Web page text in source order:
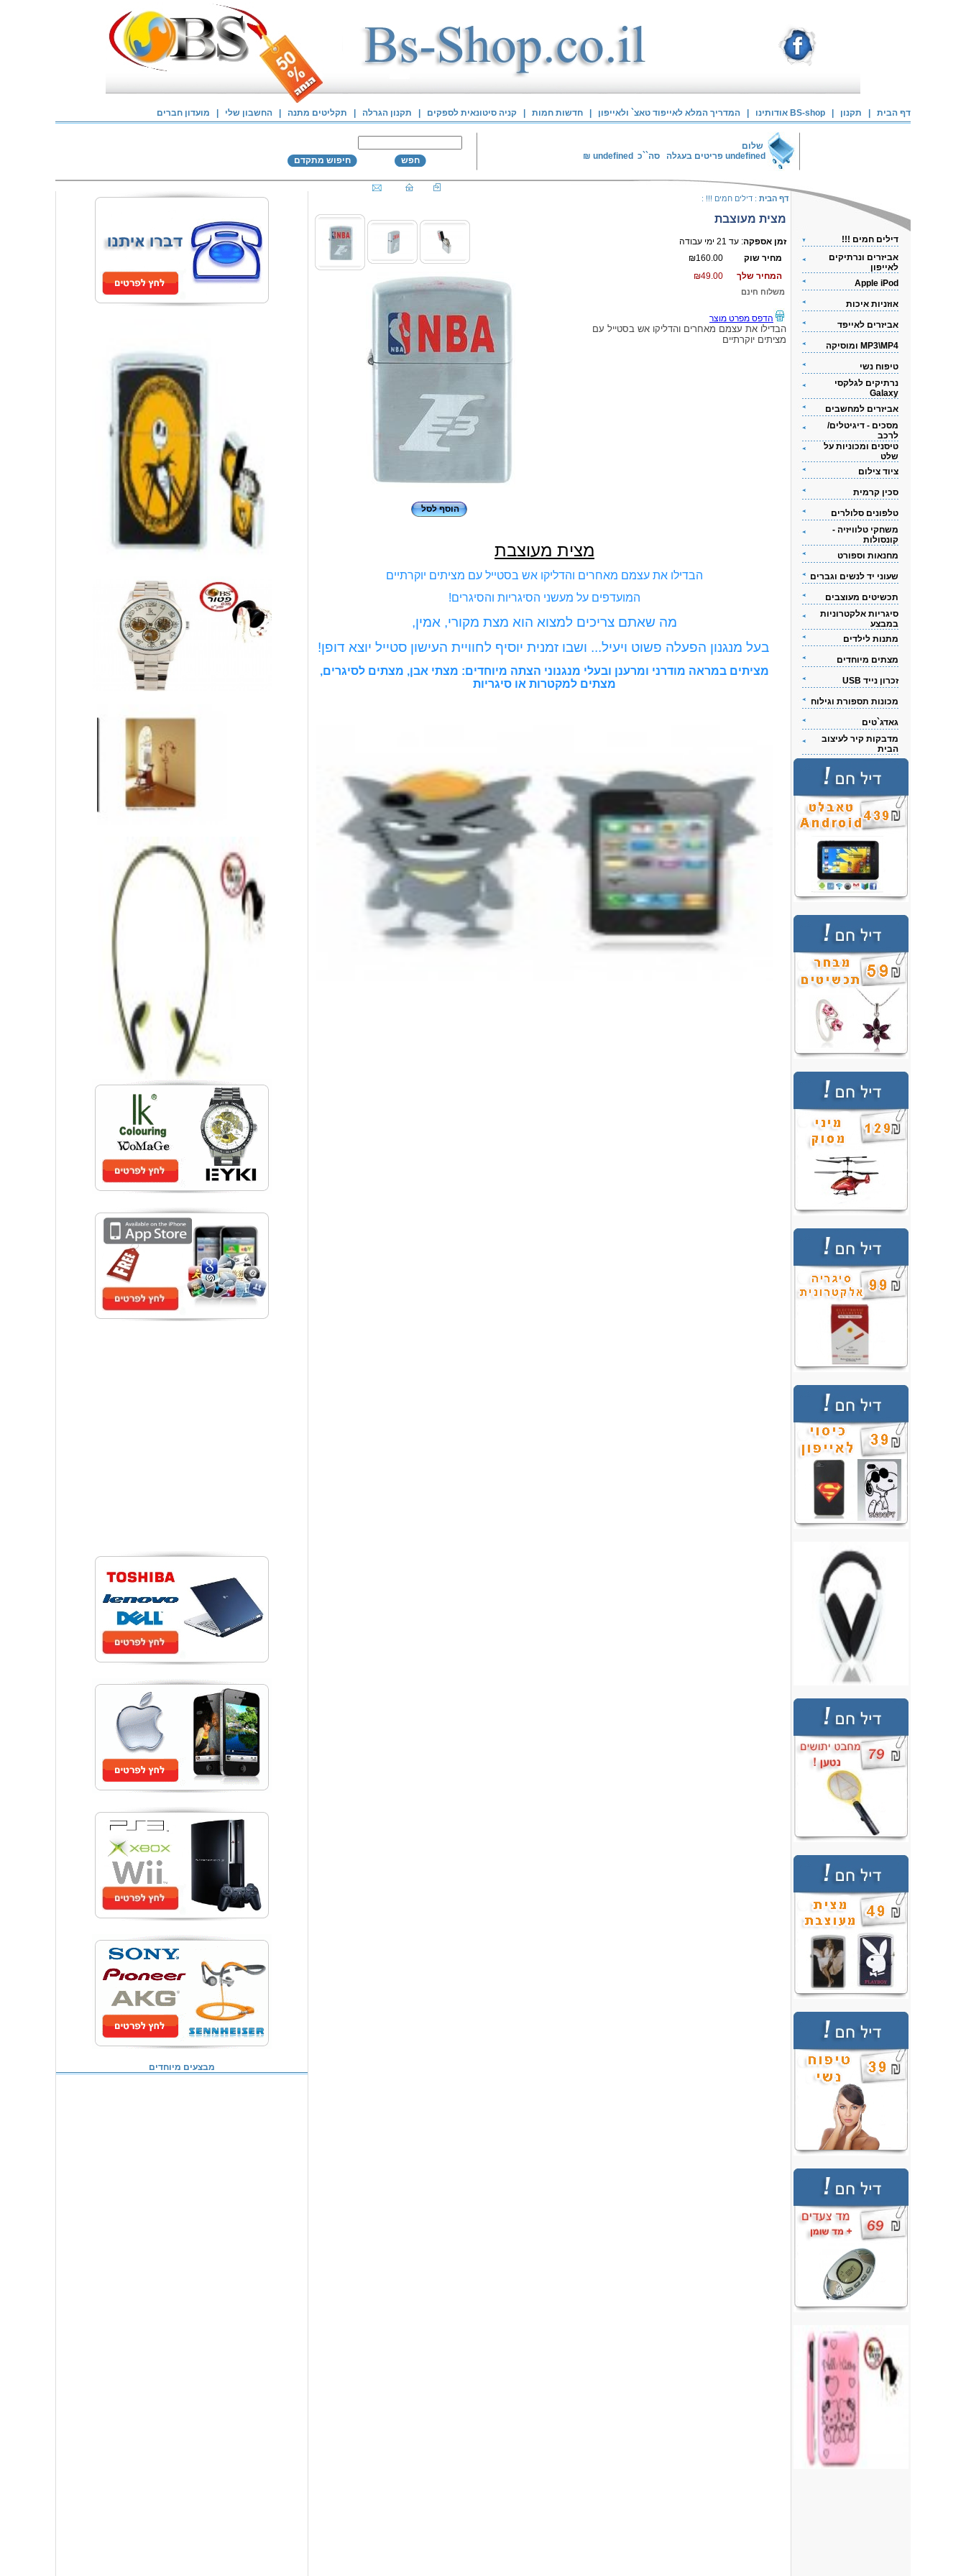
דף הבית תקנון אודותינו BS-shop המדריך המלא לאייפוד טאצ` ולאייפון חדשות חמות קניה סיטונאית לספקים תקנון הגרלה תקליטים מתנה החשבון שלי מועדון חברים
שלום
undefined פריטים בעגלה סה``כ undefined
₪ חפש חיפוש מתקדם
מבצעים מיוחדים
דף הבית : דילים חמים !!! :
הוסף לסל
מצית מעוצבת
זמן אספקה: עד 21 ימי עבודה
₪160.00
מחיר שוק
₪49.00
המחיר שלך
משלוח חינם
הדפס מפרט מוצר
הבדילו את עצמם מאחרים והדליקו אש בסטייל עם
מציתים יוקרתיים
מצית מעוצבת
הבדילו את עצמם מאחרים והדליקו אש בסטייל עם מציתים יוקרתיים
המועדפים על מעשני הסיגריות והסיגרים!
מה שאתם צריכים למצוא הוא מצת מקורי, אמין,
בעל מנגנון הפעלה פשוט ויעיל... ושבו זמנית יוסיף לחוויית העישון סטייל יוצא דופן!
מציתים במראה מודרני ומרענן ובעלי מנגנוני הצתה מיוחדים: מצתי אבן, מצתים לסיגרים,
מצתים למקטרות או סיגריות
דילים חמים !!!
אביזרים ונרתיקים
לאייפון
Apple iPod
אוזניות איכות
אביזרים לאייפד
MP3\MP4 ומוסיקה
טיפוח נשי
נרתיקים לגלקסי
Galaxy
אביזרים למחשבים
מסכים - דיגיטלים/
לרכב
טיסנים ומכוניות על
שלט
ציוד צילום
סכין קרמית
טלפונים סלולרים
משחקי טלוויזיה -
קונסולות
מחנאות וספורט
שעוני יד לנשים וגברים
תכשיטים מעוצבים
סיגריות אלקטרוניות
במבצע
מתנות לילדים
מצתים מיוחדים
זכרון נייד USB
מכונות תספורת וגילוח
גאדג`טים
מדבקות קיר לעיצוב
הבית